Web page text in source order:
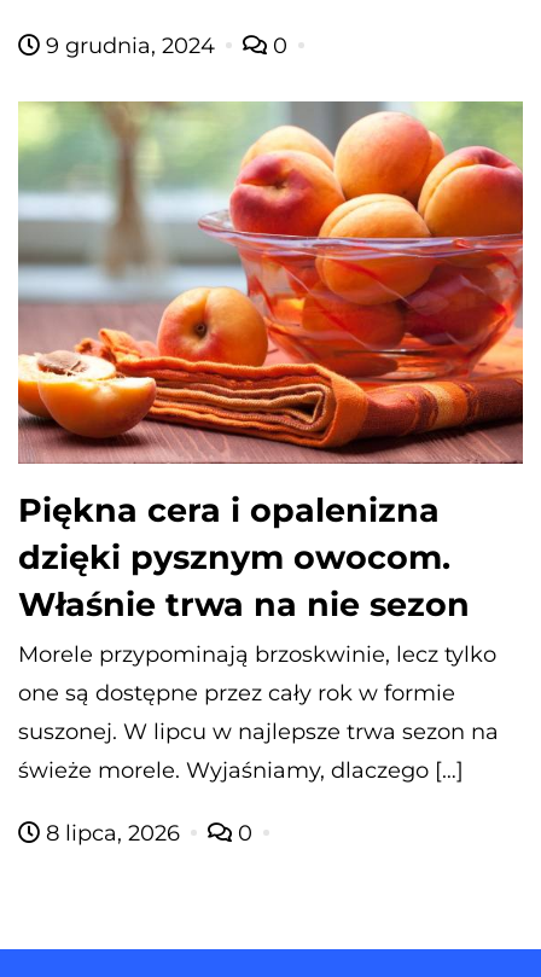
9 grudnia, 2024 0
Piękna cera i opalenizna
dzięki pysznym owocom.
Właśnie trwa na nie sezon
Morele przypominają brzoskwinie, lecz tylko
one są dostępne przez cały rok w formie
suszonej. W lipcu w najlepsze trwa sezon na
świeże morele. Wyjaśniamy, dlaczego […]
8 lipca, 2026 0